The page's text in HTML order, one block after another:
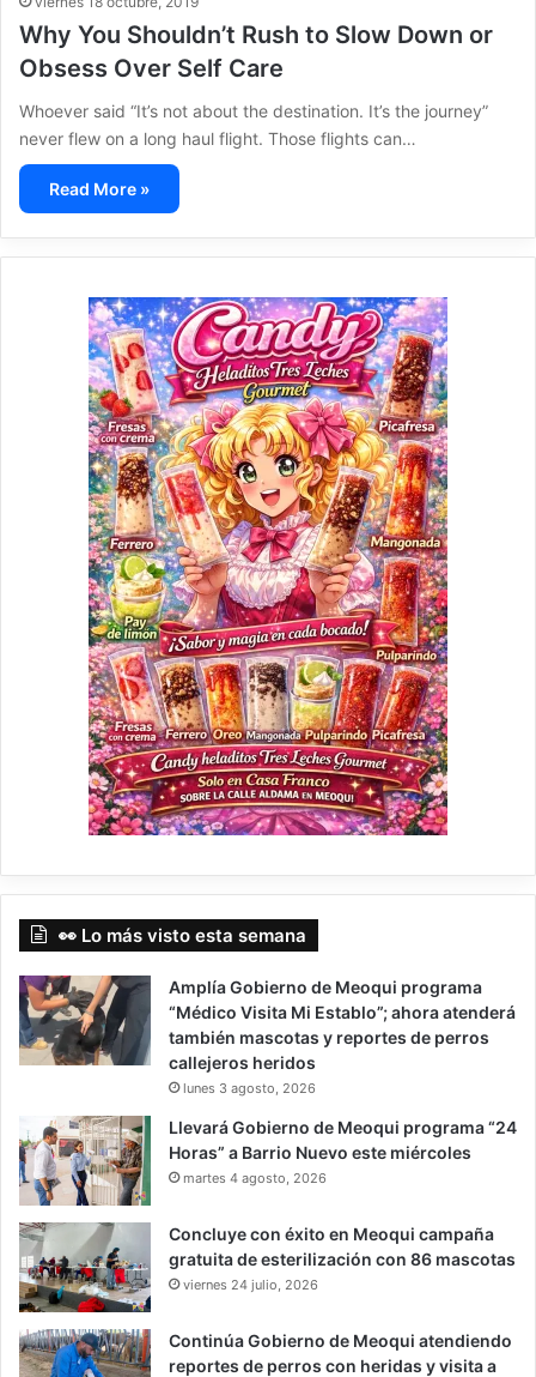
Why You Shouldn’t Rush to Slow Down or
Obsess Over Self Care
Whoever said “It’s not about the destination. It’s the journey”
never flew on a long haul flight. Those flights can…
Read More »
👀 Lo más visto esta semana
Amplía Gobierno de Meoqui programa
“Médico Visita Mi Establo”; ahora atenderá
también mascotas y reportes de perros
callejeros heridos
lunes 3 agosto, 2026
Llevará Gobierno de Meoqui programa “24
Horas” a Barrio Nuevo este miércoles
martes 4 agosto, 2026
Concluye con éxito en Meoqui campaña
gratuita de esterilización con 86 mascotas
viernes 24 julio, 2026
Continúa Gobierno de Meoqui atendiendo
reportes de perros con heridas y visita a